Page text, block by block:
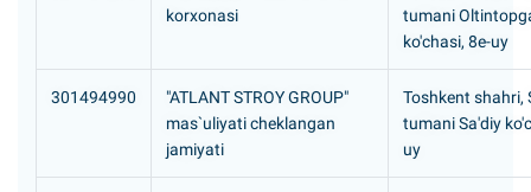
korxonasi
tumani
ko'chasi, 8e-uy
301494990
"ATLANT STROY GROUP"
mas`uliyati cheklangan
jamiyati
Toshkent shahri,
tumani Sa'diy
uy